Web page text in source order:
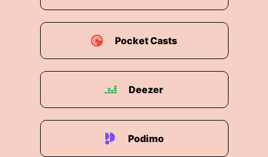
Pocket Casts
Deezer
Podimo